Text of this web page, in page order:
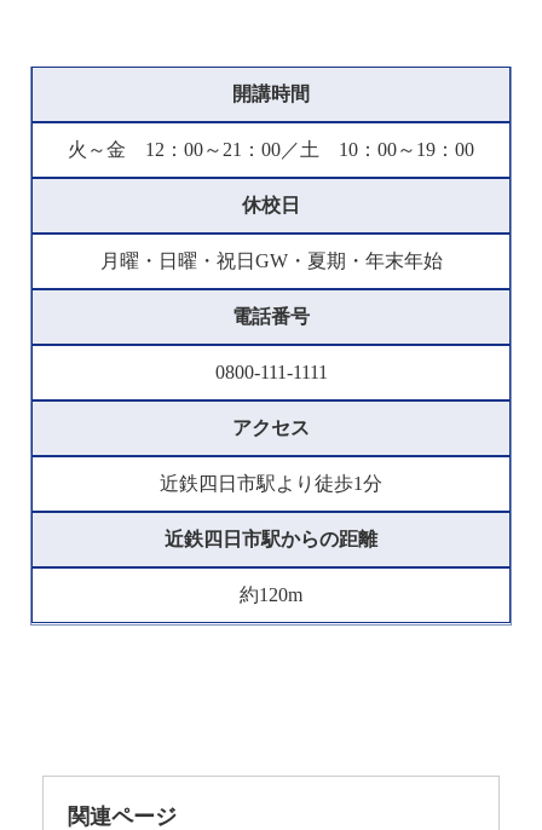
開講時間
火～金 12：00～21：00／土 10：00～19：00
休校日
月曜・日曜・祝日GW・夏期・年末年始
電話番号
0800-111-1111
アクセス
近鉄四日市駅より徒歩1分
近鉄四日市駅からの距離
約120m
関連ページ